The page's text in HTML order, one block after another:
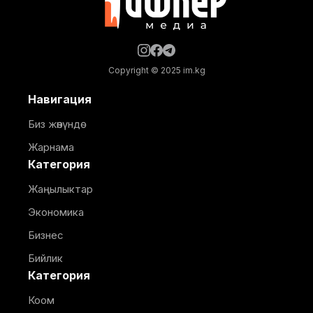
Copyright © 2025 im.kg
Навигация
Биз жөнүндө
Жарнама
Категория
Жаңылыктар
Экономика
Бизнес
Бийлик
Категория
Коом